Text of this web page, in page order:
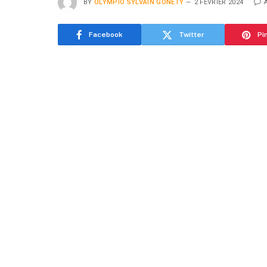
BY OLYMPIO SYLVAIN GONETY 2 FÉVRIER 2024
Facebook Twitter